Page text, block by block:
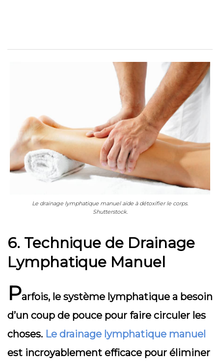
Le drainage lymphatique manuel aide à détoxifier le corps.
Shutterstock.
6. Technique de Drainage
Lymphatique Manuel
Parfois, le système lymphatique a besoin
d’un coup de pouce pour faire circuler les
choses. Le drainage lymphatique manuel
est incroyablement efficace pour éliminer